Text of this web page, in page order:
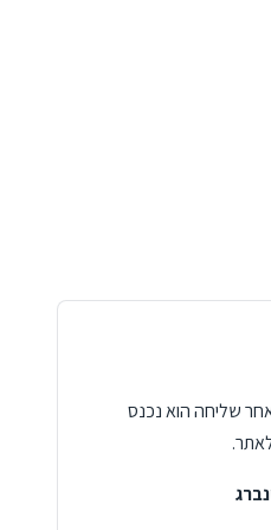
שליחה הוא נכנס